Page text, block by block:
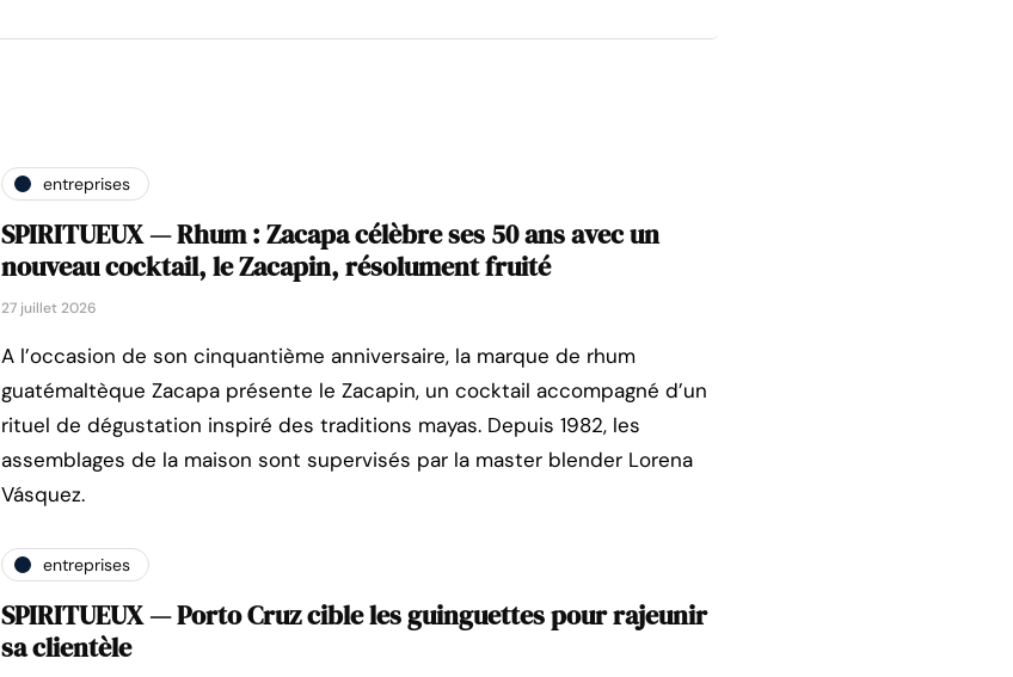
entreprises
SPIRITUEUX — Rhum : Zacapa célèbre ses 50 ans avec un
nouveau cocktail, le Zacapin, résolument fruité
27 juillet 2026
A l’occasion de son cinquantième anniversaire, la marque de rhum
guatémaltèque Zacapa présente le Zacapin, un cocktail accompagné d’un
rituel de dégustation inspiré des traditions mayas. Depuis 1982, les
assemblages de la maison sont supervisés par la master blender Lorena
Vásquez.
entreprises
SPIRITUEUX — Porto Cruz cible les guinguettes pour rajeunir
sa clientèle